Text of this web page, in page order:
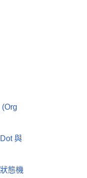
與
態機